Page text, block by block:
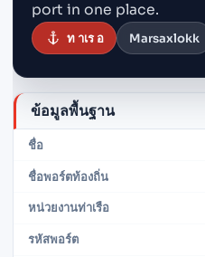
port in one place.
ท าเร อ Marsaxlokk
ข้อมูลพื้นฐาน
ชื่อ
ชื่อพอร์ตท้องถิ่น
หน่วยงานท่าเรือ
รหัสพอร์ต